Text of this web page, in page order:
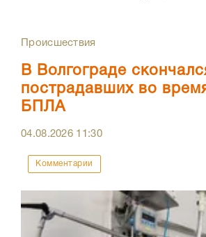
Происшествия
В Волгограде
пострадавших во
БПЛА
04.08.2026 11:30
Комментарии